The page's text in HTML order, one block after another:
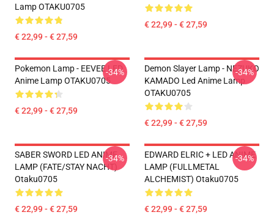
Lamp OTAKU0705
€ 22,99 - € 27,59
€ 22,99 - € 27,59
Pokemon Lamp - EEVEE LED
Anime Lamp OTAKU0705
€ 22,99 - € 27,59
-34%
Demon Slayer Lamp - NEZUKO
KAMADO Led Anime Lamp
OTAKU0705
€ 22,99 - € 27,59
-34%
SABER SWORD LED ANIME
LAMP (FATE/STAY NACHT)
Otaku0705
€ 22,99 - € 27,59
-34%
EDWARD ELRIC + LED ANIME
LAMP (FULLMETAL
ALCHEMIST) Otaku0705
€ 22,99 - € 27,59
-34%